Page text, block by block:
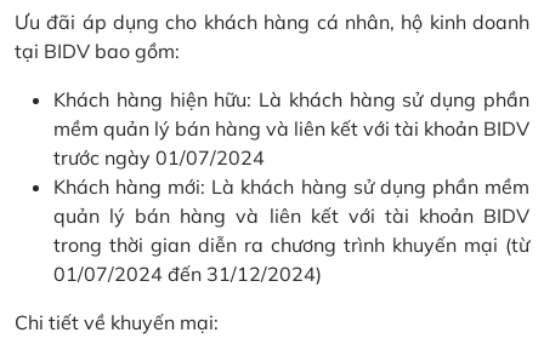
Ưu đãi áp dụng cho khách hàng cá nhân, hộ kinh doanh
tại BIDV bao gồm:
Khách hàng hiện hữu: Là khách hàng sử dụng phần
mềm quản lý bán hàng và liên kết với tài khoản BIDV
trước ngày 01/07/2024
Khách hàng mới: Là khách hàng sử dụng phần mềm
quản lý bán hàng và liên kết với tài khoản BIDV
trong thời gian diễn ra chương trình khuyến mại (từ
01/07/2024 đến 31/12/2024)
Chi tiết về khuyến mại: